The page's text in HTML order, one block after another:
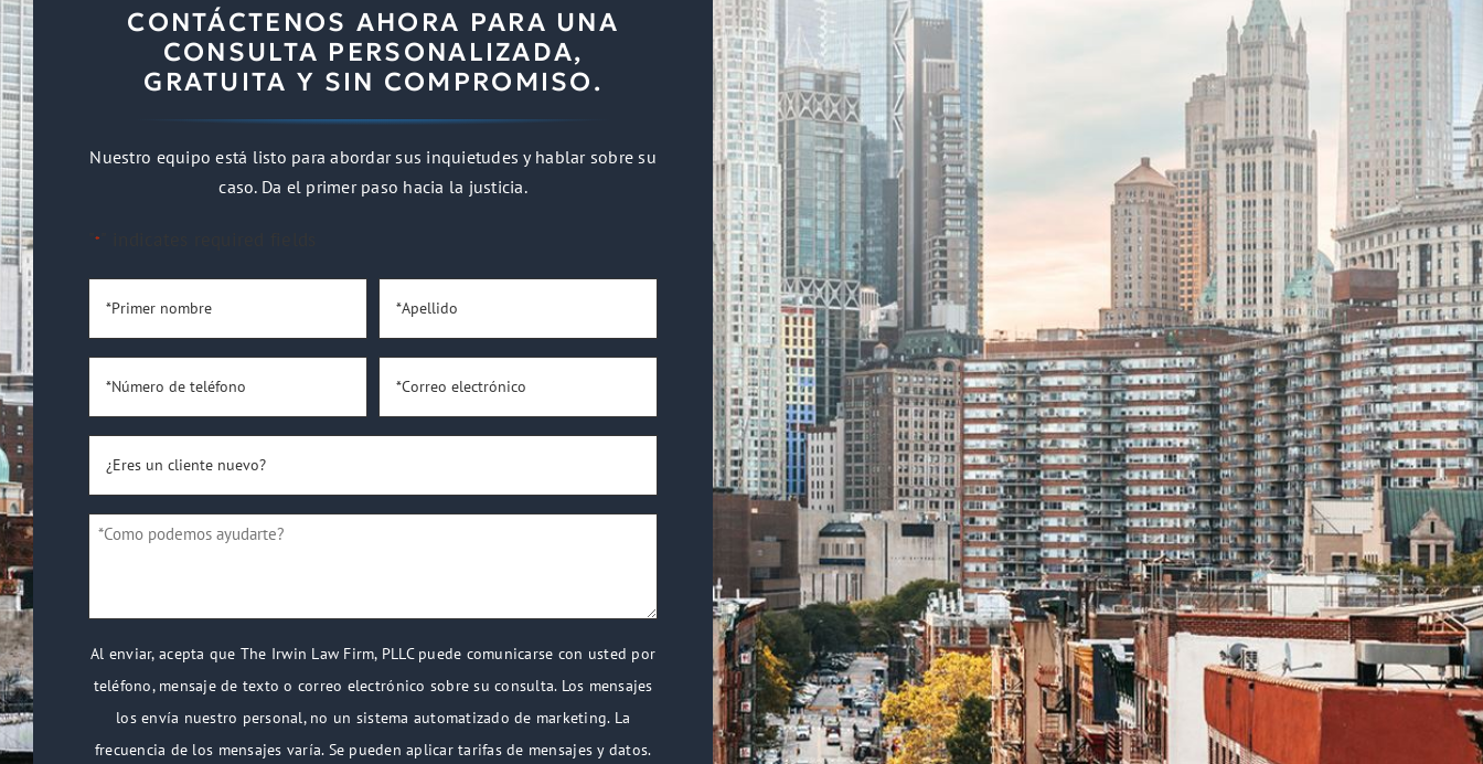
CONTÁCTENOS AHORA PARA UNA
CONSULTA PERSONALIZADA,
GRATUITA Y SIN COMPROMISO.
Nuestro equipo está listo para abordar sus inquietudes y hablar sobre su
caso. Da el primer paso hacia la justicia.
"*
nombre
electrónico
un
nuevo?
*Como
*
Al enviar, acepta que The Irwin Law Firm, PLLC puede comunicarse con usted por
teléfono, mensaje de texto o correo electrónico sobre su consulta. Los mensajes
los envía nuestro personal, no un sistema automatizado de marketing. La
frecuencia de los mensajes varía. Se pueden aplicar tarifas de mensajes y datos.